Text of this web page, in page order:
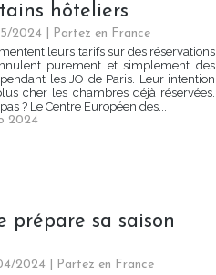
hôteliers
2024
Partez en France
leurs tarifs sur des réservations
purement et simplement des
les JO de Paris. Leur intention
cher les chambres déjà réservées.
? Le Centre Européen des...
2024
prépare sa saison
2024
Partez en France